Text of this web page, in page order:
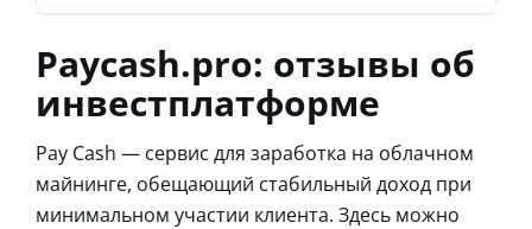
Paycash.pro: отзывы об
инвестплатформе
Pay Cash — сервис для заработка на облачном
майнинге, обещающий стабильный доход при
минимальном участии клиента. Здесь можно